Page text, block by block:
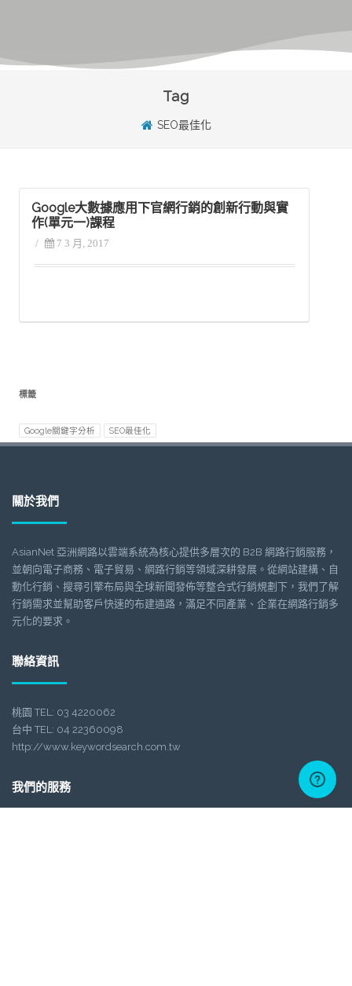
Tag
SEO最佳化
Google大數據應用下官網行銷的創新行動與實
作(單元一)課程
/ 7 3 月, 2017
標籤
Google關鍵字分析 SEO最佳化
關於我們
AsianNet 亞洲網路以雲端系統為核心提供多層次的 B2B 網路行銷服務，
並朝向電子商務、電子貿易、網路行銷等領域深耕發展。從網站建構、自
動化行銷、搜尋引擎布局與全球新聞發佈等整合式行銷規劃下，我們了解
行銷需求並幫助客戶快速的布建通路，滿足不同產業、企業在網路行銷多
元化的要求。
聯絡資訊
桃園 TEL: 03 4220062
台中 TEL: 04 22360098
http://www.keywordsearch.com.tw
我們的服務